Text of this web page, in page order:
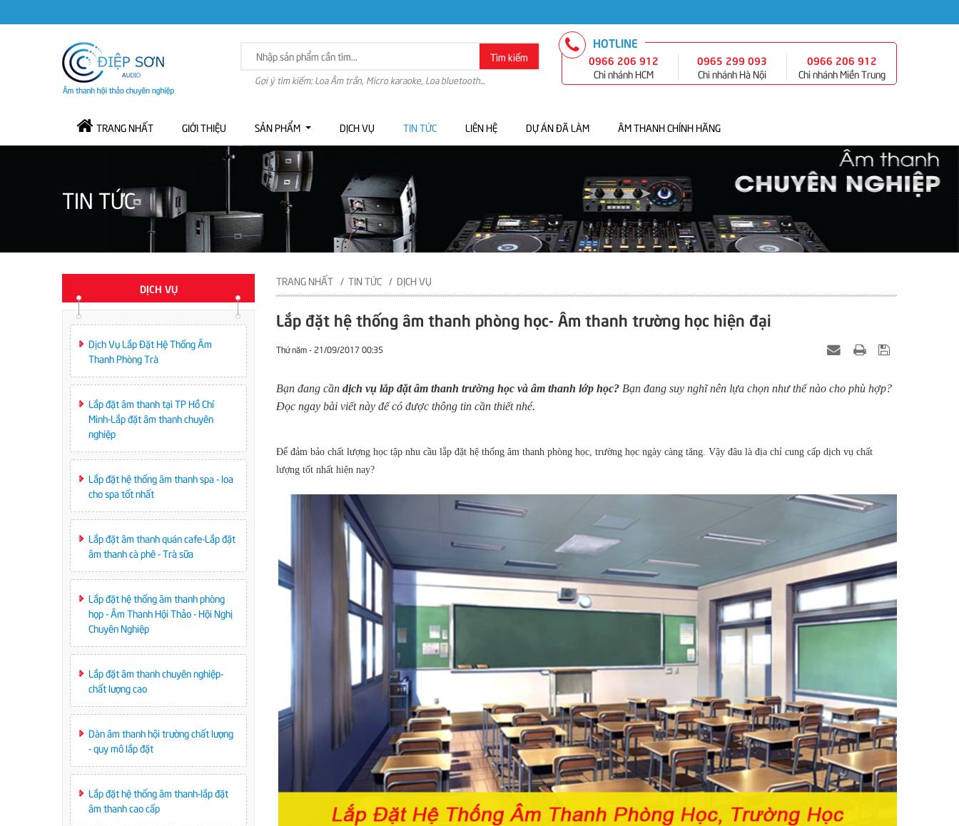
Tìm kiếm
Gợi ý tìm kiếm: Loa Âm trần, Micro karaoke, Loa bluetooth...
HOTLINE
0966 206 912
Chi nhánh HCM
0965 299 093
Chi nhánh Hà Nội
0966 206 912
Chi nhánh Miền Trung
TRANG NHẤT GIỚI THIỆU SẢN PHẨM DỊCH VỤ TIN TỨC LIÊN HỆ DỰ ÁN ĐÃ LÀM ÂM THANH CHÍNH HÃNG
TIN TỨC
TRANG NHẤT TIN TỨC DỊCH VỤ
Lắp đặt hệ thống âm thanh phòng học- Âm thanh trường học hiện đại
Thứ năm - 21/09/2017 00:35
Bạn đang cần dịch vụ lắp đặt âm thanh trường học và âm thanh lớp học? Bạn đang suy nghĩ nên lựa chọn như thế nào cho phù hợp?
Đọc ngay bài viết này để có được thông tin cần thiết nhé.
Để đảm bảo chất lượng học tập nhu cầu lắp đặt hệ thống âm thanh phòng học, trường học ngày càng tăng. Vậy đâu là địa chỉ cung cấp dịch vụ chất
lượng tốt nhất hiện nay?
DỊCH VỤ
Dịch Vụ Lắp Đặt Hệ Thống Âm
Thanh Phòng Trà
Lắp đặt âm thanh tại TP Hồ Chí
Minh-Lắp đặt âm thanh chuyên
nghiệp
Lắp đặt hệ thống âm thanh spa - loa
cho spa tốt nhất
Lắp đặt âm thanh quán cafe-Lắp đặt
âm thanh cà phê - Trà sữa
Lắp đặt hệ thống âm thanh phòng
họp - Âm Thanh Hội Thảo - Hội Nghị
Chuyên Nghiệp
Lắp đặt âm thanh chuyên nghiệp-
chất lượng cao
Dàn âm thanh hội trường chất lượng
- quy mô lắp đặt
Lắp đặt hệ thống âm thanh-lắp đặt
âm thanh cao cấp